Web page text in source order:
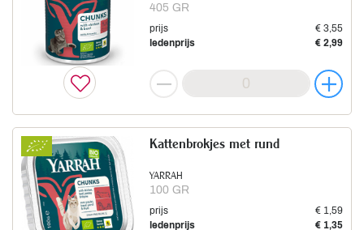
405 GR
prijs
€ 3,55
ledenprijs
€ 2,99
YARRAH
100 GR
Kattenbrokjes met rund
prijs
€ 1,59
ledenprijs
€ 1,35